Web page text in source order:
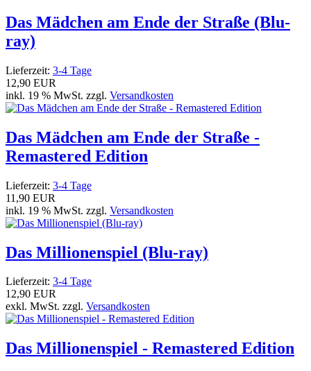
Das Mädchen am Ende der Straße (Blu-
ray)
Lieferzeit: 3-4 Tage
12,90 EUR
inkl. 19 % MwSt. zzgl. Versandkosten
Das Mädchen am Ende der Straße -
Remastered Edition
Lieferzeit: 3-4 Tage
11,90 EUR
inkl. 19 % MwSt. zzgl. Versandkosten
Das Millionenspiel (Blu-ray)
Lieferzeit: 3-4 Tage
12,90 EUR
exkl. MwSt. zzgl. Versandkosten
Das Millionenspiel - Remastered Edition